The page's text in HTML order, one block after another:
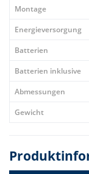
Montage
Energieversorgung
Batterien
Batterien inklusive
Abmessungen
Gewicht